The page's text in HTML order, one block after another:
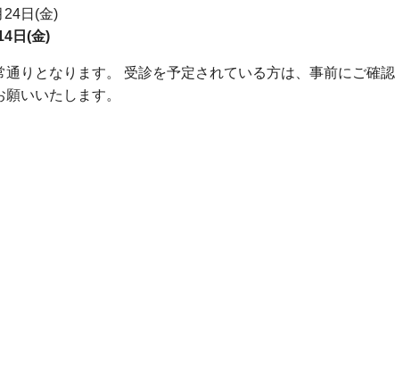
24日(金)
日(金)
りとなります。 受診を予定されている方は、事前にご確認
いいたします。